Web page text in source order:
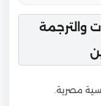
والترجمة
مصرية.